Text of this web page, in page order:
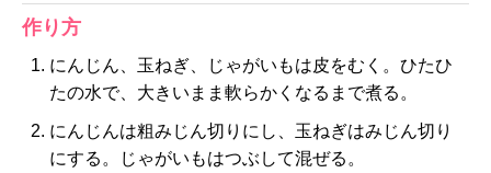
作り方
にんじん、玉ねぎ、じゃがいもは皮をむく。ひたひ
たの水で、大きいまま軟らかくなるまで煮る。
にんじんは粗みじん切りにし、玉ねぎはみじん切り
にする。じゃがいもはつぶして混ぜる。